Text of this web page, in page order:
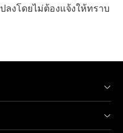
ลงโดยไม่ต้องแจ้งให้ทราบ